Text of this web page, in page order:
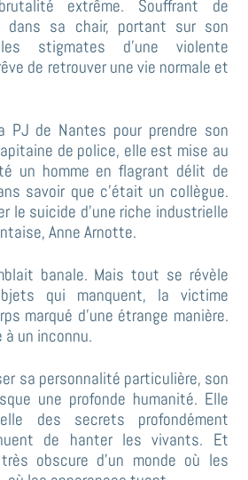
extrême. Souffrant de
dans sa chair, portant sur son
stigmates d’une violente
de retrouver une vie normale et
PJ de Nantes pour prendre son
de police, elle est mise au
un homme en flagrant délit de
savoir que c’était un collègue.
le suicide d’une riche industrielle
Anne Arnotte.
banale. Mais tout se révèle
qui manquent, la victime
marqué d’une étrange manière.
un inconnu.
sa personnalité particulière, son
une profonde humanité. Elle
des secrets profondément
de hanter les vivants. Et
obscure d’un monde où les